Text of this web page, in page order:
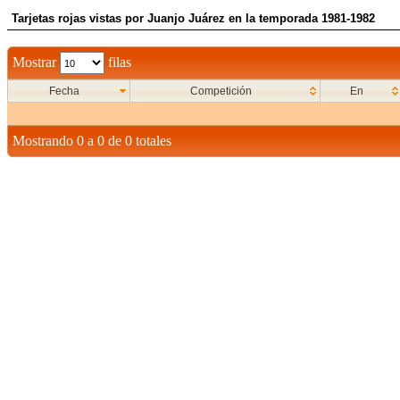
Tarjetas rojas vistas por Juanjo Juárez en la temporada 1981-1982
Mostrar filas
Fecha Competición En
Mostrando 0 a 0 de 0 totales